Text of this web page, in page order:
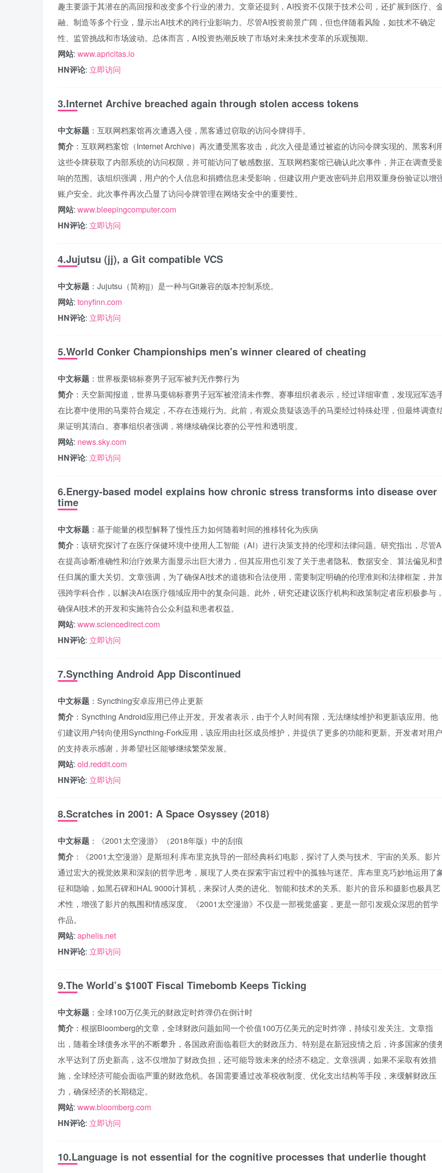
趣主要源于其潜在的高回报和改变多个行业的潜力。文章还提到，AI投资不仅限于技术公司，还扩展到医疗、
融、制造等多个行业，显示出AI技术的跨行业影响力。尽管AI投资前景广阔，但也伴随着风险，如技术不确定
性、监管挑战和市场波动。总体而言，AI投资热潮反映了市场对未来技术变革的乐观预期。
网站: www.apricitas.io
HN评论: 立即访问
3.Internet Archive breached again through stolen access tokens
中文标题 ：互联网档案馆再次遭遇入侵，黑客通过窃取的访问令牌得手。
简介 ：互联网档案馆（Internet Archive）再次遭受黑客攻击，此次入侵是通过被盗的访问令牌实现的。黑客利
这些令牌获取了内部系统的访问权限，并可能访问了敏感数据。互联网档案馆已确认此次事件，并正在调查受
响的范围。该组织强调，用户的个人信息和捐赠信息未受影响，但建议用户更改密码并启用双重身份验证以增
账户安全。此次事件再次凸显了访问令牌管理在网络安全中的重要性。
网站: www.bleepingcomputer.com
HN评论: 立即访问
4.Jujutsu (jj), a Git compatible VCS
中文标题 ：Jujutsu（简称jj）是一种与Git兼容的版本控制系统。
网站: tonyfinn.com
HN评论: 立即访问
5.World Conker Championships men's winner cleared of cheating
中文标题 ：世界板栗锦标赛男子冠军被判无作弊行为
简介 ：天空新闻报道，世界马栗锦标赛男子冠军被澄清未作弊。赛事组织者表示，经过详细审查，发现冠军选
在比赛中使用的马栗符合规定，不存在违规行为。此前，有观众质疑该选手的马栗经过特殊处理，但最终调查
果证明其清白。赛事组织者强调，将继续确保比赛的公平性和透明度。
网站: news.sky.com
HN评论: 立即访问
6.Energy-based model explains how chronic stress transforms into disease over
time
中文标题 ：基于能量的模型解释了慢性压力如何随着时间的推移转化为疾病
简介 ：该研究探讨了在医疗保健环境中使用人工智能（AI）进行决策支持的伦理和法律问题。研究指出，尽管
在提高诊断准确性和治疗效果方面显示出巨大潜力，但其应用也引发了关于患者隐私、数据安全、算法偏见和
任归属的重大关切。文章强调，为了确保AI技术的道德和合法使用，需要制定明确的伦理准则和法律框架，并
强跨学科合作，以解决AI在医疗领域应用中的复杂问题。此外，研究还建议医疗机构和政策制定者应积极参与
确保AI技术的开发和实施符合公众利益和患者权益。
网站: www.sciencedirect.com
HN评论: 立即访问
7.Syncthing Android App Discontinued
中文标题 ：Syncthing安卓应用已停止更新
简介 ：Syncthing Android应用已停止开发。开发者表示，由于个人时间有限，无法继续维护和更新该应用。他
们建议用户转向使用Syncthing-Fork应用，该应用由社区成员维护，并提供了更多的功能和更新。开发者对用户
的支持表示感谢，并希望社区能够继续繁荣发展。
网站: old.reddit.com
HN评论: 立即访问
8.Scratches in 2001: A Space Osyssey (2018)
中文标题 ：《2001太空漫游》（2018年版）中的刮痕
简介 ：《2001太空漫游》是斯坦利·库布里克执导的一部经典科幻电影，探讨了人类与技术、宇宙的关系。影片
通过宏大的视觉效果和深刻的哲学思考，展现了人类在探索宇宙过程中的孤独与迷茫。库布里克巧妙地运用了
征和隐喻，如黑石碑和HAL 9000计算机，来探讨人类的进化、智能和技术的关系。影片的音乐和摄影也极具艺
术性，增强了影片的氛围和情感深度。《2001太空漫游》不仅是一部视觉盛宴，更是一部引发观众深思的哲学
作品。
网站: aphelis.net
HN评论: 立即访问
9.The World’s $100T Fiscal Timebomb Keeps Ticking
中文标题 ：全球100万亿美元的财政定时炸弹仍在倒计时
简介 ：根据Bloomberg的文章，全球财政问题如同一个价值100万亿美元的定时炸弹，持续引发关注。文章指
出，随着全球债务水平的不断攀升，各国政府面临着巨大的财政压力。特别是在新冠疫情之后，许多国家的债
水平达到了历史新高，这不仅增加了财政负担，还可能导致未来的经济不稳定。文章强调，如果不采取有效措
施，全球经济可能会面临严重的财政危机。各国需要通过改革税收制度、优化支出结构等手段，来缓解财政压
力，确保经济的长期稳定。
网站: www.bloomberg.com
HN评论: 立即访问
10.Language is not essential for the cognitive processes that underlie thought